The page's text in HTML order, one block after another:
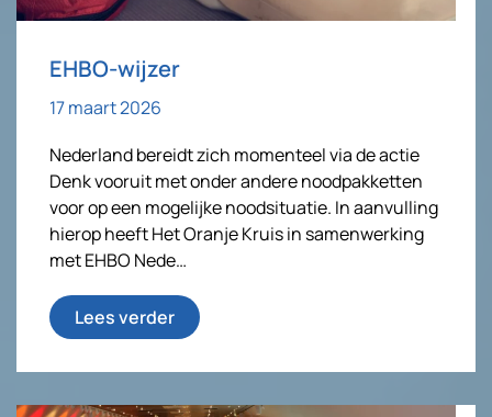
EHBO-wijzer
17 maart 2026
Nederland bereidt zich momenteel via de actie
Denk vooruit met onder andere noodpakketten
voor op een mogelijke noodsituatie. In aanvulling
hierop heeft Het Oranje Kruis in samenwerking
met EHBO Nede…
Lees verder